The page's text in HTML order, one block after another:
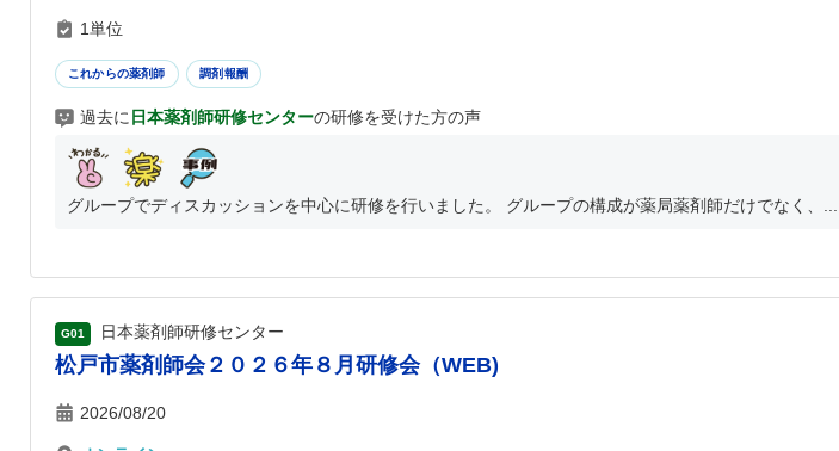
1単位
これからの薬剤師 調剤報酬
過去に 日本薬剤師研修センターの研修を受けた方の声
グループでディスカッションを中心に研修を行いました。 グループの構成が薬局薬剤師だけでなく、...
G01 日本薬剤師研修センター
松戸市薬剤師会２０２６年８月研修会（WEB)
2026/08/20